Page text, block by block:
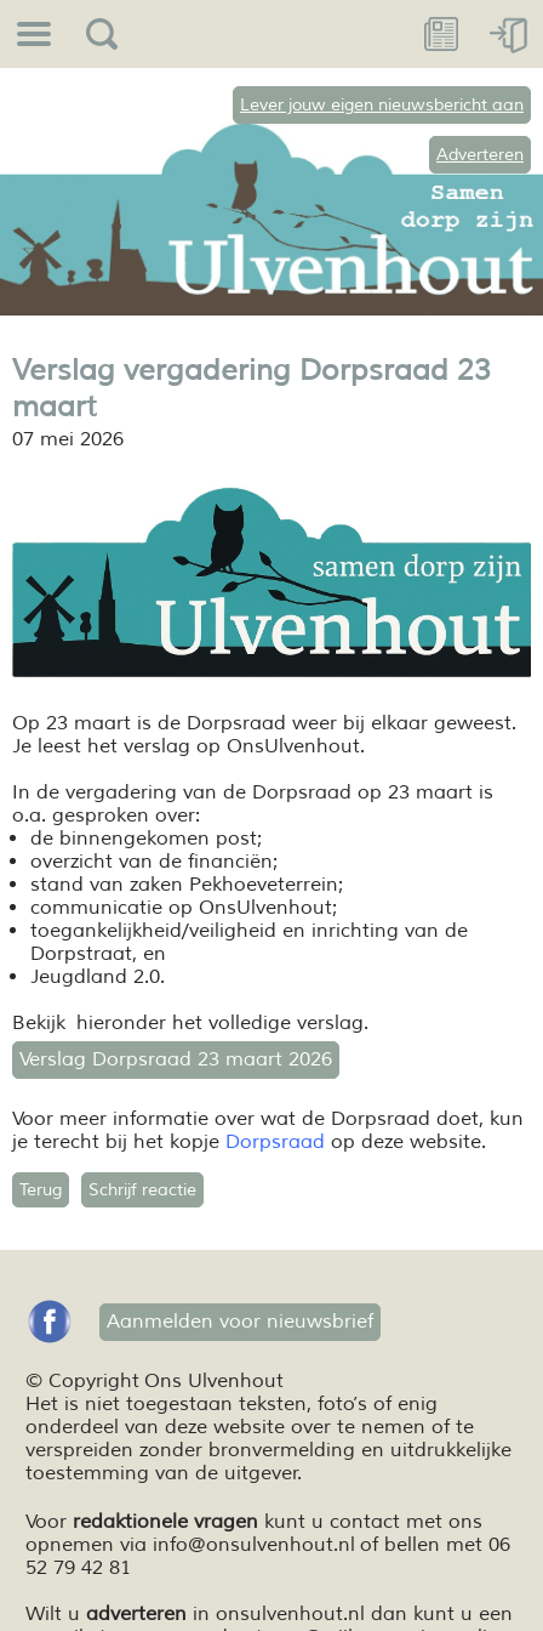
Lever jouw eigen nieuwsbericht aan
Adverteren
Verslag vergadering Dorpsraad 23
maart
07 mei 2026
Op 23 maart is de Dorpsraad weer bij elkaar geweest.
Je leest het verslag op OnsUlvenhout.
In de vergadering van de Dorpsraad op 23 maart is
o.a. gesproken over:
de binnengekomen post;
overzicht van de financiën;
stand van zaken Pekhoeveterrein;
communicatie op OnsUlvenhout;
toegankelijkheid/veiligheid en inrichting van de
Dorpstraat, en
Jeugdland 2.0.
Bekijk hieronder het volledige verslag.
Verslag Dorpsraad 23 maart 2026
Voor meer informatie over wat de Dorpsraad doet, kun
je terecht bij het kopje Dorpsraad op deze website.
Terug Schrijf reactie
Aanmelden voor nieuwsbrief
© Copyright Ons Ulvenhout
Het is niet toegestaan teksten, foto’s of enig
onderdeel van deze website over te nemen of te
verspreiden zonder bronvermelding en uitdrukkelijke
toestemming van de uitgever.
Voor redaktionele vragen kunt u contact met ons
opnemen via info@onsulvenhout.nl of bellen met 06
52 79 42 81
Wilt u adverteren in onsulvenhout.nl dan kunt u een